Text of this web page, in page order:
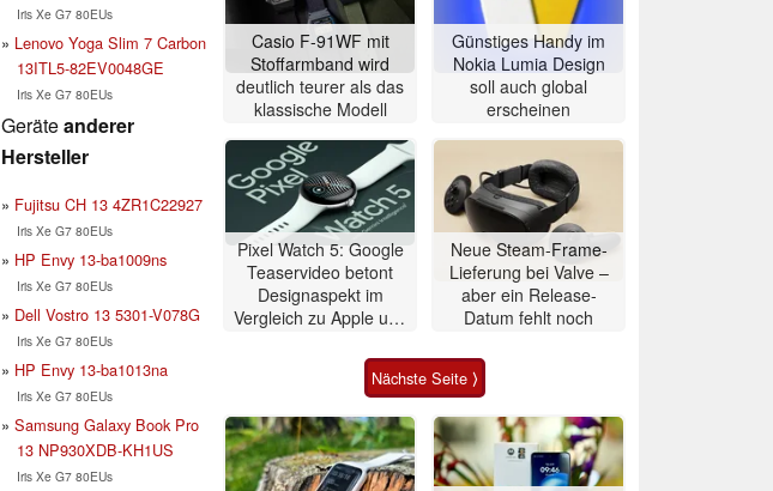
Iris Xe G7 80EUs
Lenovo Yoga Slim 7 Carbon
13ITL5-82EV0048GE
Iris Xe G7 80EUs
Geräteanderer
Hersteller
Fujitsu CH 13 4ZR1C22927
Iris Xe G7 80EUs
HP Envy 13-ba1009ns
Iris Xe G7 80EUs
Dell Vostro 13 5301-V078G
Iris Xe G7 80EUs
HP Envy 13-ba1013na
Iris Xe G7 80EUs
Samsung Galaxy Book Pro
13 NP930XDB-KH1US
Iris Xe G7 80EUs
Casio F-91WF mit
Stoffarmband wird
deutlich teurer als das
klassische Modell
Günstiges Handy im
Nokia Lumia Design
soll auch global
erscheinen
Pixel Watch 5: Google
Teaservideo betont
Designaspekt im
Vergleich zu Apple und
Neue Steam-Frame-
Lieferung bei Valve –
aber ein Release-
Datum fehlt noch
Nächste Seite ⟩